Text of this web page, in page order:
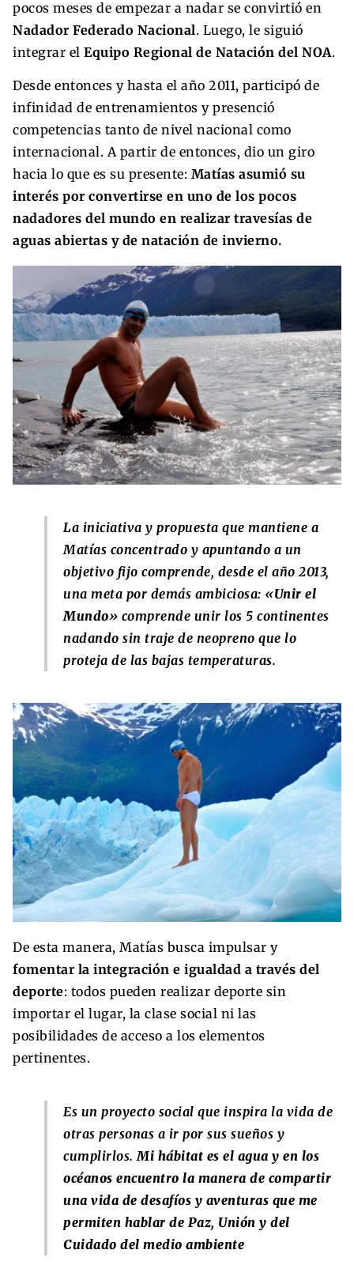
pocos meses de empezar a nadar se convirtió en
Nadador Federado Nacional. Luego, le siguió
integrar el Equipo Regional de Natación del NOA.
Desde entonces y hasta el año 2011, participó de
infinidad de entrenamientos y presenció
competencias tanto de nivel nacional como
internacional. A partir de entonces, dio un giro
hacia lo que es su presente: Matías asumió su
interés por convertirse en uno de los pocos
nadadores del mundo en realizar travesías de
aguas abiertas y de natación de invierno.
La iniciativa y propuesta que mantiene a
Matías concentrado y apuntando a un
objetivo fijo comprende, desde el año 2013,
una meta por demás ambiciosa: «Unir el
Mundo» comprende unir los 5 continentes
nadando sin traje de neopreno que lo
proteja de las bajas temperaturas.
De esta manera, Matías busca impulsar y
fomentar la integración e igualdad a través del
deporte: todos pueden realizar deporte sin
importar el lugar, la clase social ni las
posibilidades de acceso a los elementos
pertinentes.
Es un proyecto social que inspira la vida de
otras personas a ir por sus sueños y
cumplirlos.Mi hábitat es el agua y en los
océanos encuentro la manera de compartir
una vida de desafíos y aventuras que me
permiten hablar de Paz, Unión y del
Cuidado del medio ambiente